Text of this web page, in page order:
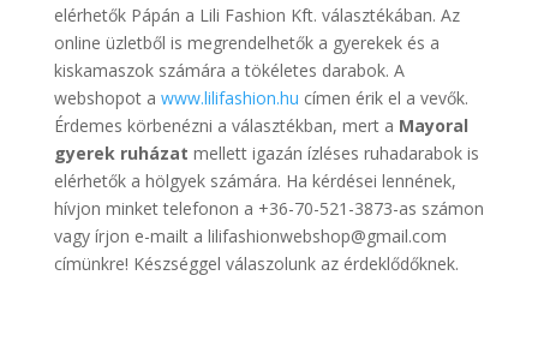
elérhetők Pápán a Lili Fashion Kft. választékában. Az
online üzletből is megrendelhetők a gyerekek és a
kiskamaszok számára a tökéletes darabok. A
webshopot a www.lilifashion.hu címen érik el a vevők.
Érdemes körbenézni a választékban, mert a Mayoral
gyerek ruházat mellett igazán ízléses ruhadarabok is
elérhetők a hölgyek számára. Ha kérdései lennének,
hívjon minket telefonon a +36-70-521-3873-as számon
vagy írjon e-mailt a lilifashionwebshop@gmail.com
címünkre! Készséggel válaszolunk az érdeklődőknek.